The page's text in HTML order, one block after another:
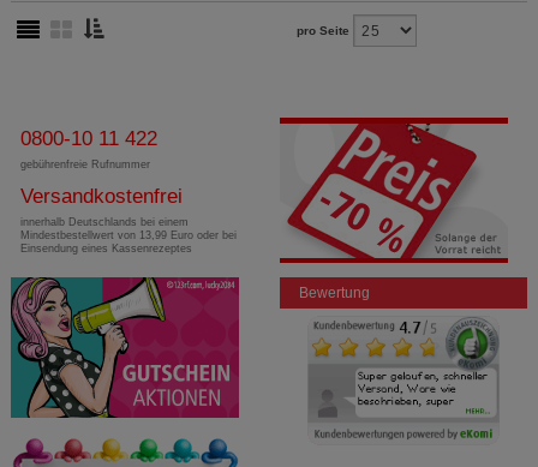
pro Seite
0800-10 11 422
gebührenfreie Rufnummer
Versandkostenfrei
innerhalb Deutschlands bei einem
Mindestbestellwert von 13,99 Euro oder bei
Einsendung eines Kassenrezeptes
Bewertung